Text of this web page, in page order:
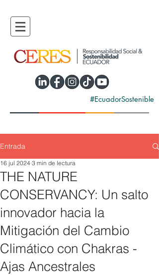
#EcuadorSostenible
Entrada
THE NATURE
CONSERVANCY: Un salto
innovador hacia la
Mitigación del Cambio
Climático con Chakras -
Ajas Ancestrales
16 jul 2024 3 min de lectura